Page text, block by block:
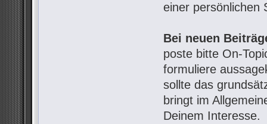
einer persönlichen
Bei neuen
poste bitte On-
formuliere
sollte das
bringt im
Deinem Interesse.